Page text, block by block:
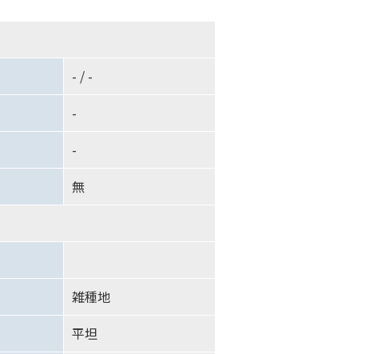
- / -
-
-
無
雑種地
平坦